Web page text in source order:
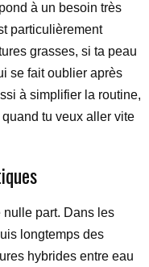
à un besoin très
particulièrement
grasses, si ta peau
se fait oublier après
à simplifier la routine,
tu veux aller vite
nulle part. Dans les
longtemps des
hybrides entre eau